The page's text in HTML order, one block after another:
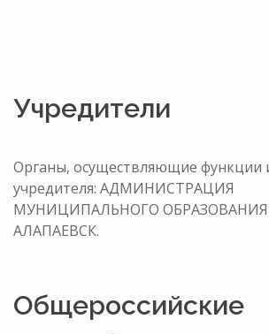
Учредители
Органы, осуществляющие функции
учредителя: АДМИНИСТРАЦИЯ
МУНИЦИПАЛЬНОГО
АЛАПАЕВСК.
Общероссийские